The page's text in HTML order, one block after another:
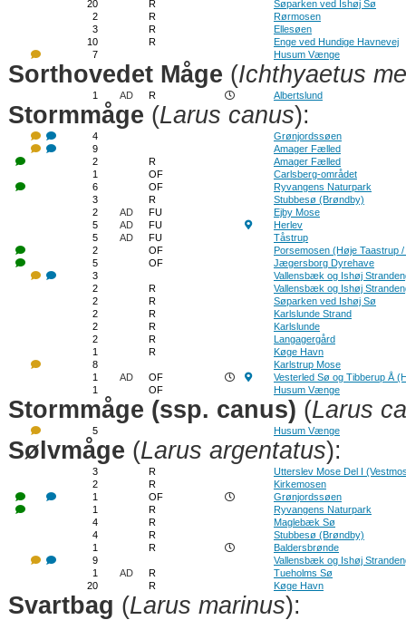
20 R
Søparken ved Ishøj Sø
2
R
Rørmosen
3
R
Ellesøen
10
R
Enge ved Hundige Havnevej
7
Husum Vænge
Sorthovedet Måge (Ichthyaetus
1 AD R Albertslund
Stormmåge (Larus canus):
4
Grønjordssøen
9
Amager Fælled
2
R
Amager Fælled
1
OF
Carlsberg-området
6
OF
Ryvangens Naturpark
3
R
Stubbesø (Brøndby)
2
AD FU
Ejby Mose
5
AD FU
Herlev
5
AD FU
Tåstrup
2
OF
Porsemosen (Høje Taastrup /
5
OF
Jægersborg Dyrehave
3
Vallensbæk og Ishøj
2
R
Vallensbæk og Ishøj
2
R
Søparken ved Ishøj Sø
2
R
Karlslunde Strand
2
R
Karlslunde
2
R
Langagergård
1
R
Køge Havn
8
Karlstrup Mose
1
AD OF
Vesterled Sø og Tibberup Å
1
OF Husum Vænge
Stormmåge (ssp. canus) (Larus
5 Husum Vænge
Sølvmåge (Larus argentatus):
3 R
Utterslev Mose Del I
2
R
Kirkemosen
1
OF
Grønjordssøen
1
R
Ryvangens Naturpark
4
R
Maglebæk Sø
4
R
Stubbesø (Brøndby)
1
R
Baldersbrønde
9
Vallensbæk og Ishøj
1
AD R
Tueholms Sø
20
R Køge Havn
Svartbag (Larus marinus):